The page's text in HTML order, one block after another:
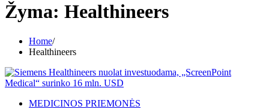
Žyma: Healthineers
Home
Healthineers
MEDICINOS PRIEMONĖS